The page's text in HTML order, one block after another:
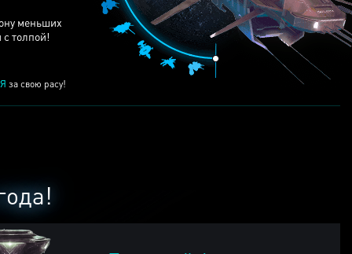
меньших
толпой!
за свою расу!